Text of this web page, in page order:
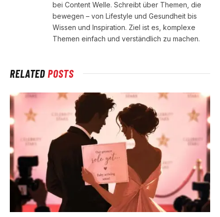
bei Content Welle. Schreibt über Themen, die
bewegen – von Lifestyle und Gesundheit bis
Wissen und Inspiration. Ziel ist es, komplexe
Themen einfach und verständlich zu machen.
RELATEDPOSTS